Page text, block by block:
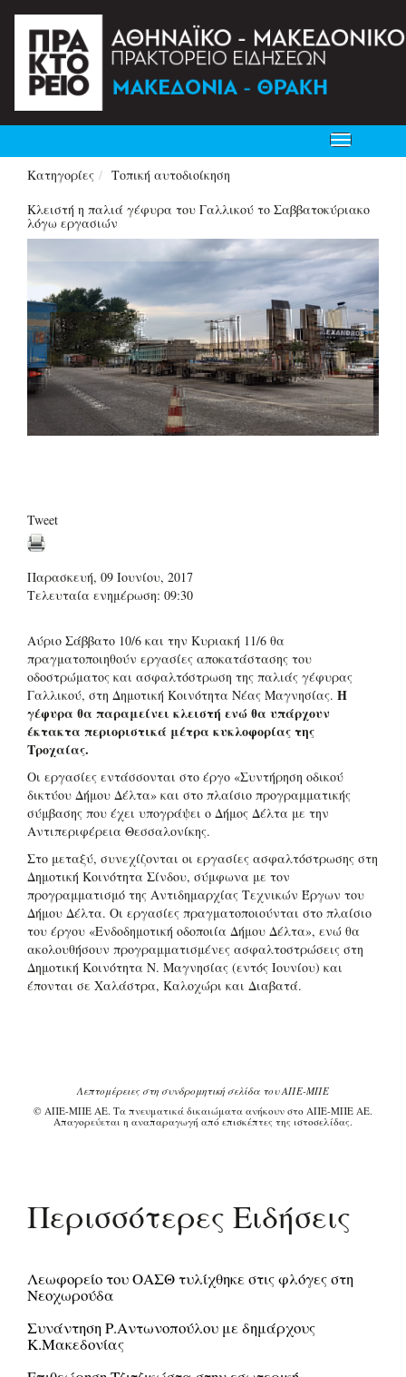
Toggle
navigation
Κατηγορίες
Τοπική αυτοδιοίκηση
Κλειστή η παλιά γέφυρα του Γαλλικού το Σαββατοκύριακο
λόγω εργασιών
Tweet
Παρασκευή, 09 Ιουνίου, 2017
Τελευταία ενημέρωση: 09:30
Αύριο Σάββατο 10/6 και την Κυριακή 11/6 θα
πραγματοποιηθούν εργασίες αποκατάστασης του
οδοστρώματος και ασφαλτόστρωση της παλιάς γέφυρας
Γαλλικού, στη Δημοτική Κοινότητα Νέας Μαγνησίας. Η
γέφυρα θα παραμείνει κλειστή ενώ θα υπάρχουν
έκτακτα περιοριστικά μέτρα κυκλοφορίας της
Τροχαίας.
Οι εργασίες εντάσσονται στο έργο «Συντήρηση οδικού
δικτύου Δήμου Δέλτα» και στο πλαίσιο προγραμματικής
σύμβασης που έχει υπογράψει ο Δήμος Δέλτα με την
Αντιπεριφέρεια Θεσσαλονίκης.
Στο μεταξύ, συνεχίζονται οι εργασίες ασφαλτόστρωσης στη
Δημοτική Κοινότητα Σίνδου, σύμφωνα με τον
προγραμματισμό της Αντιδημαρχίας Τεχνικών Έργων του
Δήμου Δέλτα. Οι εργασίες πραγματοποιούνται στο πλαίσιο
του έργου «Ενδοδημοτική οδοποιία Δήμου Δέλτα», ενώ θα
ακολουθήσουν προγραμματισμένες ασφαλτοστρώσεις στη
Δημοτική Κοινότητα Ν. Μαγνησίας (εντός Ιουνίου) και
έπονται σε Χαλάστρα, Καλοχώρι και Διαβατά.
Λεπτομέρειες στη συνδρομητική σελίδα του ΑΠΕ-ΜΠΕ
© ΑΠΕ-ΜΠΕ ΑΕ. Τα πνευματικά δικαιώματα ανήκουν στο ΑΠΕ-ΜΠΕ ΑΕ.
Απαγορεύεται η αναπαραγωγή από επισκέπτες της ιστοσελίδας.
Περισσότερες Ειδήσεις
Λεωφορείο του ΟΑΣΘ τυλίχθηκε στις φλόγες στη
Νεοχωρούδα
Συνάντηση Ρ.Αντωνοπούλου με δημάρχους
Κ.Μακεδονίας